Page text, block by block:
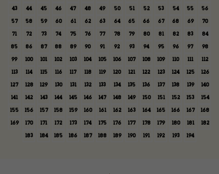
43 44 45 46 47 48 49 50 51 52 53 54 55 56
57 58 59 60 61 62 63 64 65 66 67 68 69 70
71 72 73 74 75 76 77 78 79 80 81 82 83 84
85 86 87 88 89 90 91 92 93 94 95 96 97 98
99 100 101 102 103 104 105 106 107 108 109 110 111 112
113 114 115 116 117 118 119 120 121 122 123 124 125 126
127 128 129 130 131 132 133 134 135 136 137 138 139 140
141 142 143 144 145 146 147 148 149 150 151 152 153 154
155 156 157 158 159 160 161 162 163 164 165 166 167 168
169 170 171 172 173 174 175 176 177 178 179 180 181 182
183 184 185 186 187 188 189 190 191 192 193 194